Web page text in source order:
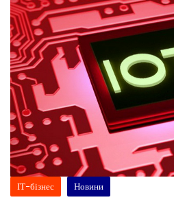
ІТ-бізнес Новини